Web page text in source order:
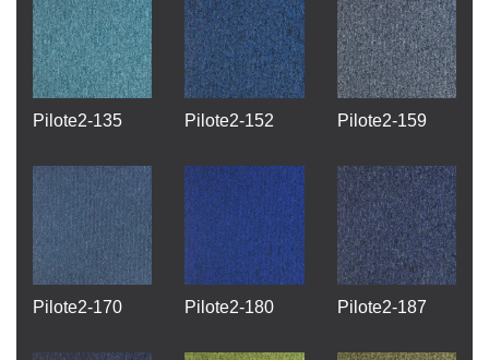
Pilote2-135 Pilote2-152 Pilote2-159
Pilote2-170 Pilote2-180 Pilote2-187